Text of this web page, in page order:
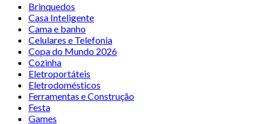
Brinquedos
Casa Inteligente
Cama e banho
Celulares e Telefonia
Copa do Mundo 2026
Cozinha
Eletroportáteis
Eletrodomésticos
Ferramentas e Construção
Festa
Games